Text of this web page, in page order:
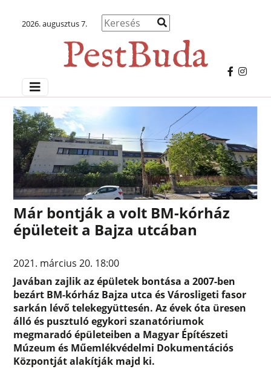
2026. augusztus 7.
Már bontják a volt BM-kórház
épületeit a Bajza utcában
2021. március 20. 18:00
Javában zajlik az épületek bontása a 2007-ben
bezárt BM-kórház Bajza utca és Városligeti fasor
sarkán lévő telekegyüttesén. Az évek óta üresen
álló és pusztuló egykori szanatóriumok
megmaradó épületeiben a Magyar Építészeti
Múzeum és Műemlékvédelmi Dokumentációs
Központját alakítják majd ki.